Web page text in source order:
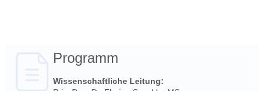
Programm
Wissenschaftliche Leitung: